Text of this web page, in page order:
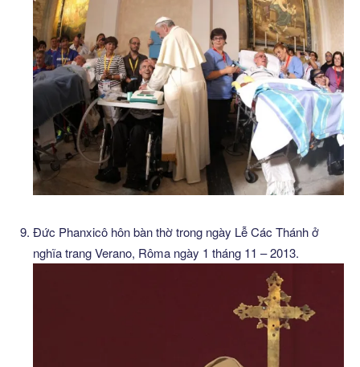
Đức Phanxicô hôn bàn thờ trong ngày Lễ Các Thánh ở
nghĩa trang Verano, Rôma ngày 1 tháng 11 – 2013.